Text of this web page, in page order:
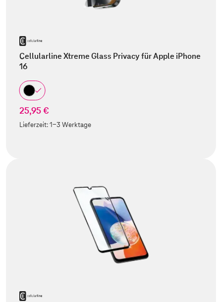
Cellularline Xtreme Glass Privacy für Apple iPhone
16
25,95 €
Lieferzeit:1-3 Werktage